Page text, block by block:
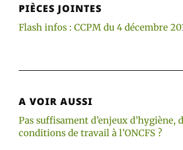
PIÈCES JOINTES
Flash infos : CCPM du 4 décembre
A VOIR AUSSI
Pas suffisament d’enjeux d’hygiène,
conditions de travail à l’ONCFS ?